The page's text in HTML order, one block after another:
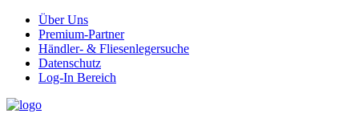
Über Uns
Premium-Partner
Händler- & Fliesenlegersuche
Datenschutz
Log-In Bereich